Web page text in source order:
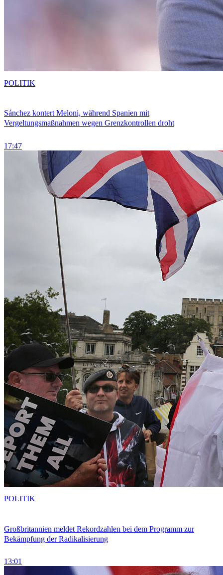
Sánchez kontert Meloni, während Spanien mit
Vergeltungsmaßnahmen wegen Grenzkontrollen droht
17:47
POLITIK
Großbritannien meldet Rekordzahlen bei dem Programm zur
Bekämpfung der Radikalisierung
13:01
POLITIK